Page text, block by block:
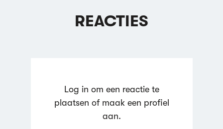
REACTIES
Log in om een reactie te
plaatsen of maak een profiel
aan.